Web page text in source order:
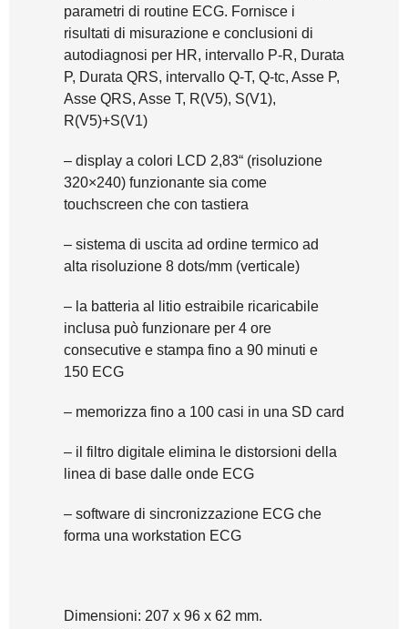
parametri di routine ECG. Fornisce i
risultati di misurazione e conclusioni di
autodiagnosi per HR, intervallo P-R, Durata
P, Durata QRS, intervallo Q-T, Q-tc, Asse P,
Asse QRS, Asse T, R(V5), S(V1),
R(V5)+S(V1)
– display a colori LCD 2,83“ (risoluzione
320×240) funzionante sia come
touchscreen che con tastiera
– sistema di uscita ad ordine termico ad
alta risoluzione 8 dots/mm (verticale)
– la batteria al litio estraibile ricaricabile
inclusa può funzionare per 4 ore
consecutive e stampa fino a 90 minuti e
150 ECG
– memorizza fino a 100 casi in una SD card
– il filtro digitale elimina le distorsioni della
linea di base dalle onde ECG
– software di sincronizzazione ECG che
forma una workstation ECG
Dimensioni: 207 x 96 x 62 mm.